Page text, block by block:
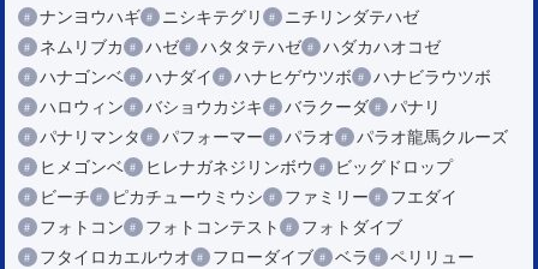
ナンヨウハギ
ニシキテグリ
ニチリンダテハゼ
ネムリブカ
ハゼ ハタタテハゼ
ハダカハオコゼ
ハナゴンベ
ハナダイ ハナヒゲウツボ
ハナビラウツボ
ハロウィン
バショウカジキ バラクーダ
パナリ
パナリマンタ
パフォーマー パラオ
パラオ龍馬クルーズ
ヒメゴンベ
ヒレナガネジリンボウ
ビッグドロップ
ビーチ
ピカチューウミウシ ファミリー
フエダイ
フォトコン
フォトコンテスト
フォトダイブ
フタイロカエルウオ
フローダイブ ベラ
ペリリュー